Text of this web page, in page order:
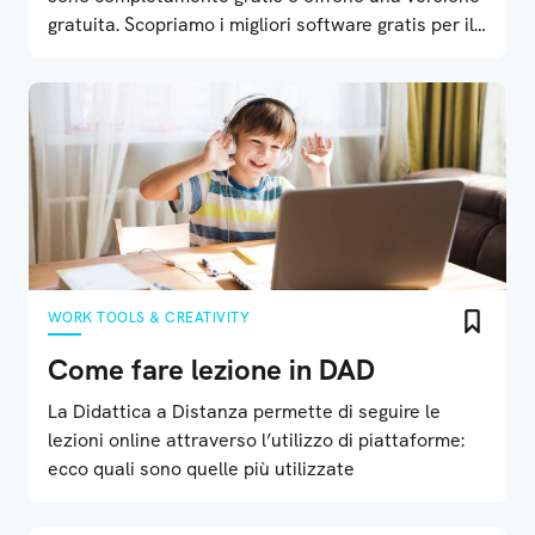
gratuita. Scopriamo i migliori software gratis per il
WORK TOOLS & CREATIVITY
Come fare lezione in DAD
La Didattica a Distanza permette di seguire le
lezioni online attraverso l’utilizzo di piattaforme:
ecco quali sono quelle più utilizzate